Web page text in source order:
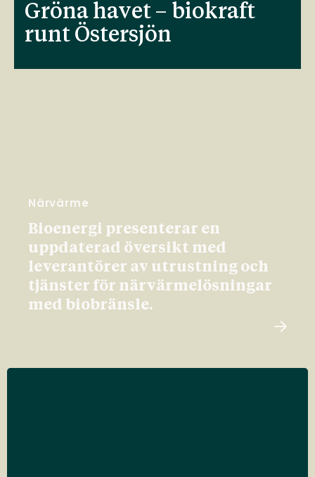
Gröna havet – biokraft
runt Östersjön
Närvärme
Bioenergi presenterar en
uppdaterad översikt med
leverantörer av utrustning och
tjänster för närvärmelösningar
med biobränsle.